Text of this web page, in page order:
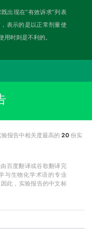
出现在“有效诉求”列表
表示的是以正常剂量使
用时则是不利的。
验报告中相关度最高的 20 份实
百度翻译或谷歌翻译完
与生物化学术语的专业
此，实验报告的中文标